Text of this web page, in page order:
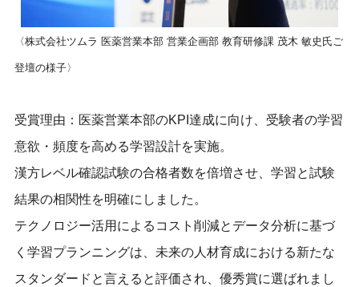
〈株式会社ツムラ 医薬営業本部 営業企画部 教育研修課 茂木 敏史氏ご
登壇の様子〉
受賞理由：医薬営業本部のKPI達成に向け、受験者の学習
意欲・頻度を高める学習設計を実施。
漢方レベル確認試験の合格者数を倍増させ、学習と試験
結果の相関性を明確にしました。
テクノロジー活用によるコスト削減とデータ分析に基づ
く学習プランニングは、未来の人材育成における新たな
スタンダードと言えると評価され、優秀賞に選ばれまし